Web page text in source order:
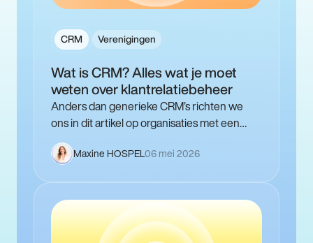
CRM Verenigingen
Wat is CRM? Alles wat je moet
weten over klantrelatiebeheer
Anders dan generieke CRM’s richten we
ons in dit artikel op organisaties met een
missie: verenigingen, goede doelen,
opleiders en culturele instellingen. De
Maxine HOSPEL06 mei 2026